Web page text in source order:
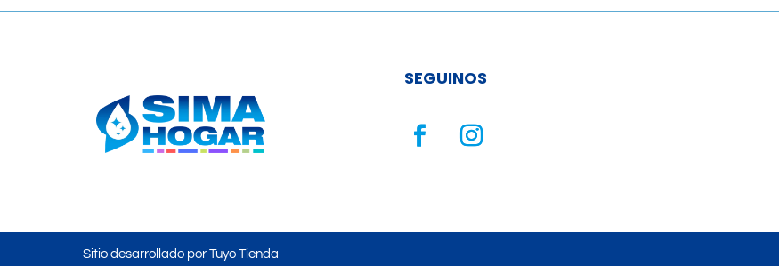
SEGUINOS
Sitio desarrollado por Tuyo Tienda